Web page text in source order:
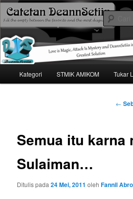
Catetan DS
Mari bermimpi dan ciptakan kehendak
Langsung
utama
Kategori STMIK AMIKOM Tukar
←
Semua itu karna
Sulaiman…
Ditulis pada24 Mei, 2011 olehFannil